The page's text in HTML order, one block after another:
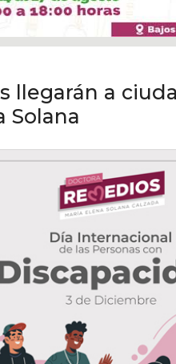
llegarán a
Solana